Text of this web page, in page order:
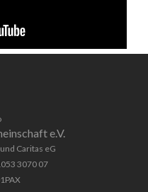
e.V.
Caritas eG
3070 07